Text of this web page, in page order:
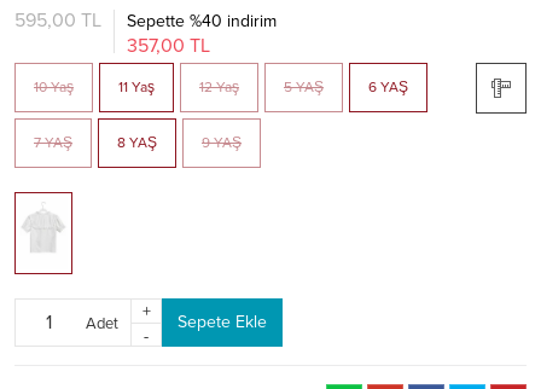
595,00 TL Sepette %40 indirim
357,00 TL
10 Yaş 11 Yaş 12 Yaş 5 YAŞ 6 YAŞ
7 YAŞ 8 YAŞ 9 YAŞ
Adet
+
-
Sepete Ekle